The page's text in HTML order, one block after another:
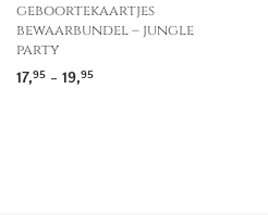
geboortekaartjes
bewaarbundel – jungle
party
17,95 - 19,95Prijsklasse: 17,95 tot 19,95